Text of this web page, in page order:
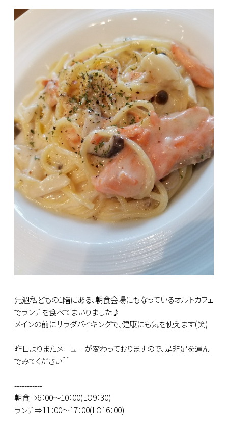
先週私どもの1階にある、朝食会場にもなっているオルトカフェ
でランチを食べてまいりました♪
メインの前にサラダバイキングで、健康にも気を使えます(笑)
昨日よりまたメニューが変わっておりますので、是非足を運ん
でみてください＾＾
-----------
朝食⇒6：00～10：00(LO9：30)
ランチ⇒11：00～17：00(LO16：00)